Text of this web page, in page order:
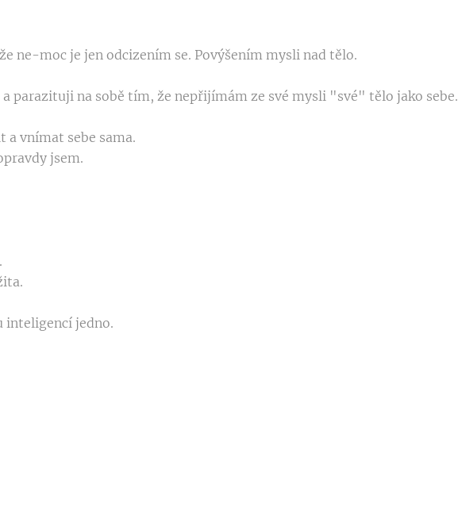
ne-moc je jen odcizením se. Povýšením mysli nad tělo.
a parazituji na sobě tím, že nepřijímám ze své mysli "své" tělo jako sebe.
a vnímat sebe sama.
jsem.
inteligencí jedno.